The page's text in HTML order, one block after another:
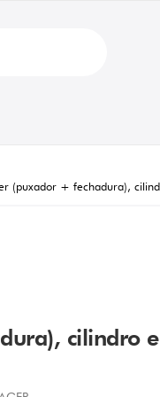
(puxador + fechadura),
cilindro